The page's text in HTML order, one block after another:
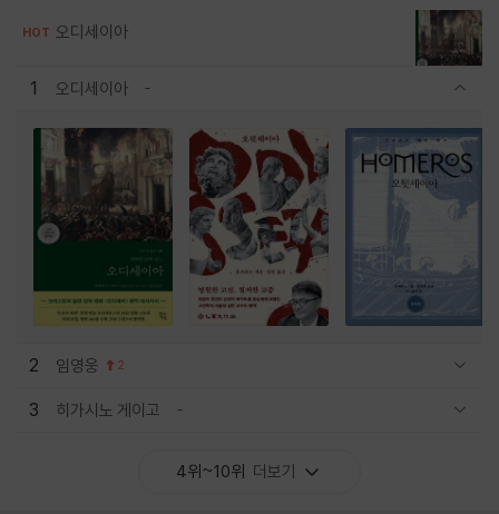
HOT 오디세이아
1 오디세이아
2 임영웅 2
3 히가시노 게이고
4위~10위 더보기